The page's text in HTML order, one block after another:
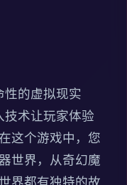
的虚拟现实
技术让玩家体验
这个游戏中，您
世界，从奇幻魔
界都有独特的故